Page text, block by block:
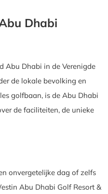
Dhabi
Abu Dhabi in de Verenigde
de lokale bevolking en
golfbaan, is de Abu Dhabi
de faciliteiten, de unieke
onvergetelijke dag of zelfs
Abu Dhabi Golf Resort &